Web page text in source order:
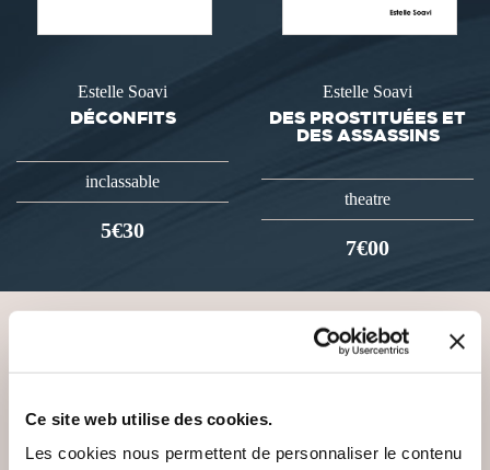
Ce site web utilise des cookies.
Les cookies nous permettent de personnaliser le contenu
Estelle Soavi
DÉCONFITS
inclassable
5€30
Estelle Soavi
DES PROSTITUÉES ET
DES ASSASSINS
theatre
7€00
VOUS AIMEREZ AUSSI